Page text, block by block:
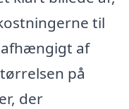
til
af
på
der